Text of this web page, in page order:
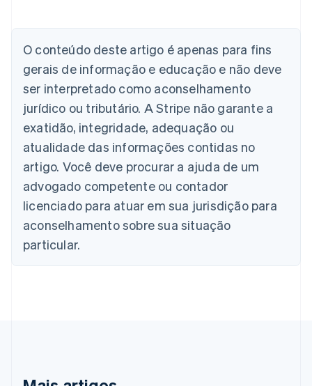
O conteúdo deste artigo é apenas para fins
gerais de informação e educação e não deve
ser interpretado como aconselhamento
jurídico ou tributário. A Stripe não garante a
exatidão, integridade, adequação ou
atualidade das informações contidas no
artigo. Você deve procurar a ajuda de um
advogado competente ou contador
licenciado para atuar em sua jurisdição para
aconselhamento sobre sua situação
particular.
Austrália
Áustria
DeutschEnglish
Bélgica
English
Brasil
PortuguêsEnglish
Bulgária
English
Canadá
English Français
China continental
简体中文 English
Chipre
Croácia